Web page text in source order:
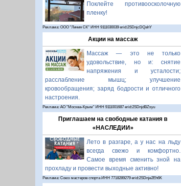
Поклейте противоосколочную
пленку!
Реклама: ООО "Линия СК" ИНН 9111030039 erid:2SDnjcDQahY
Акции на массаж
Массаж — это не только
удовольствие, но и: снятие
напряжения и усталости;
расслабление мышц; улучшение
кровообращения; заряд бодрости и отличного
настроения.
Реклама: АО "Москва-Крым" ИНН 9111001687 erid:2SDnjdBZsyu
Приглашаем на свободные катания в
«НАСЛЕДИИ»
Лето в разгаре, а у нас на льду
всегда свежо и комфортно.
Самое время сменить зной на
прохладу и провести выходные активно!
Реклама: Союз мастеров спорта ИНН 7718289279 erid:2SDnje2Eh6K